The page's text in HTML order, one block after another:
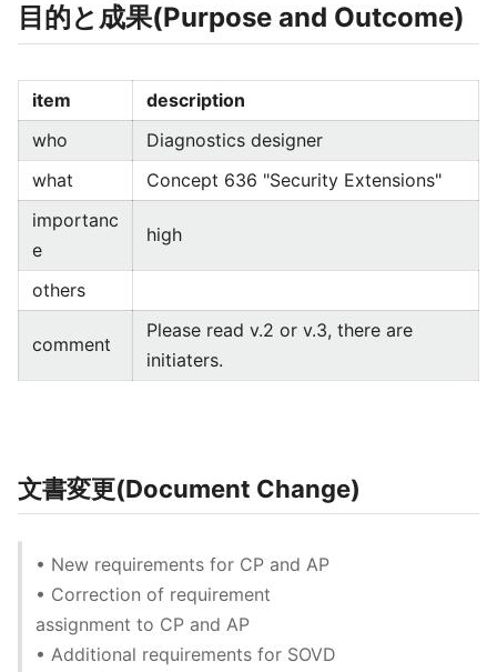
目的と成果(Purpose and Outcome)
item
description
who
Diagnostics designer
what
Concept 636 "Security Extensions"
importanc
e
high
others
comment
Please read v.2 or v.3, there are
initiaters.
文書変更(Document Change)
• New requirements for CP and AP
• Correction of requirement
assignment to CP and AP
• Additional requirements for SOVD